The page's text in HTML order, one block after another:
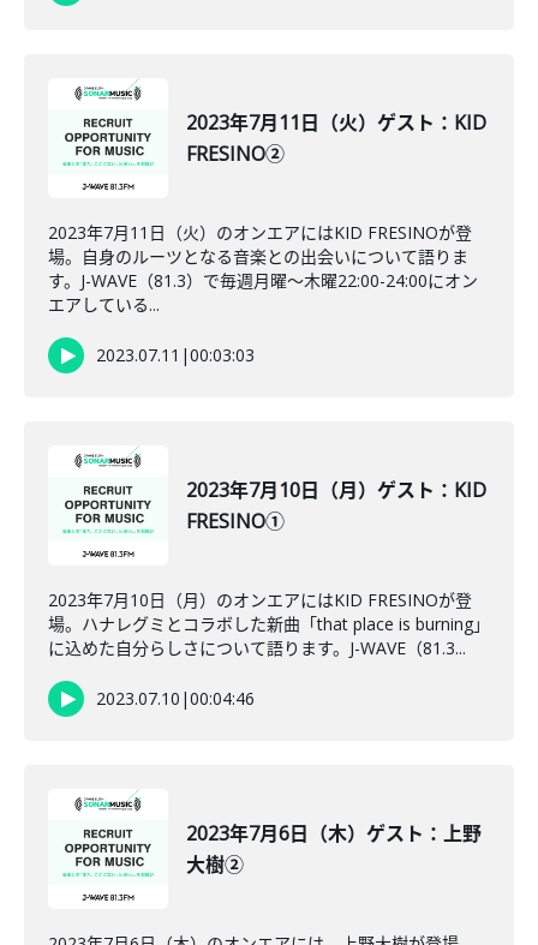
2023年7月11日（火）ゲスト：KID
FRESINO②
2023年7月11日（火）のオンエアにはKID FRESINOが登
場。自身のルーツとなる音楽との出会いについて語りま
す。J-WAVE（81.3）で毎週月曜～木曜22:00-24:00にオン
エアしている...
2023.07.11 |00:03:03
2023年7月10日（月）ゲスト：KID
FRESINO①
2023年7月10日（月）のオンエアにはKID FRESINOが登
場。ハナレグミとコラボした新曲「that place is burning」
に込めた自分らしさについて語ります。J-WAVE（81.3...
2023.07.10 |00:04:46
2023年7月6日（木）ゲスト：上野
大樹②